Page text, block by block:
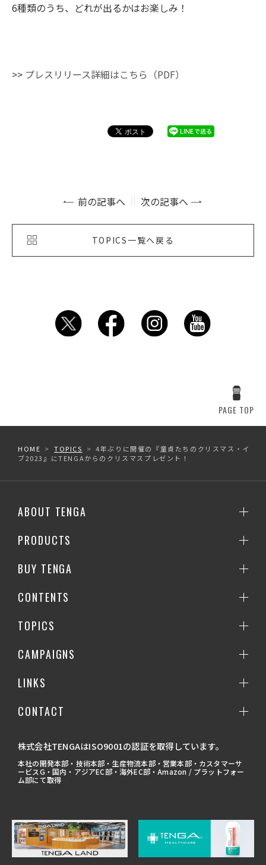
6種類のうち、どれが出るかはお楽しみ！
>> プレスリリース詳細はこちら（PDF）
前の記事へ 次の記事へ
TOPICS一覧へ戻る
PAGE TOP
HOME TOPICS
4年ぶりに開催の『童貞たちのクリスマス・イ
ブ2023』にTENGAからのクリスマスプレゼント！
ABOUT TENGA
PRODUCTS
BUY TENGA
CONTENTS
TOPICS
CAMPAIGNS
LINKS
CONTACT
株式会社TENGAはISO9001の認証を取得しています。
本社の開発本部・技術本部・生産物流本部・営業本部・カスタマーサ
ービスG・国内・アジアEC部・海外EC部・Amazon / プラットフォー
ム部にて取得